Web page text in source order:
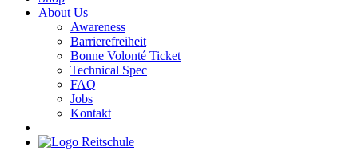
About Us
Awareness
Barrierefreiheit
Bonne Volonté Ticket
Technical Spec
FAQ
Jobs
Kontakt